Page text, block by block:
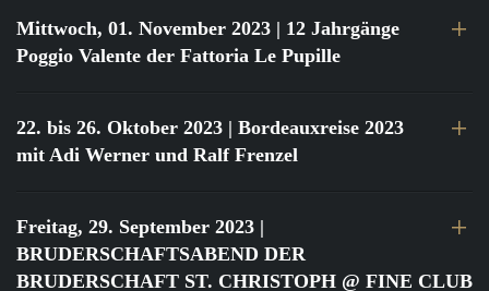
Mittwoch, 01. November 2023 | 12 Jahrgänge
Poggio Valente der Fattoria Le Pupille
22. bis 26. Oktober 2023 | Bordeauxreise 2023
mit Adi Werner und Ralf Frenzel
Freitag, 29. September 2023 |
BRUDERSCHAFTSABEND DER
BRUDERSCHAFT ST. CHRISTOPH @ FINE CLUB